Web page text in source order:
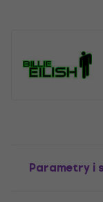
Parametry i